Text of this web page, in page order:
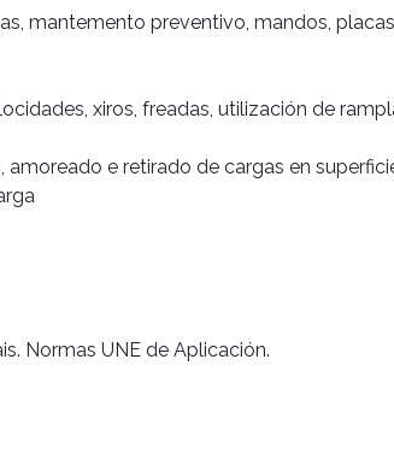
mantemento preventivo, mandos,
xiros, freadas, utilización de
e retirado de cargas en
Normas UNE de Aplicación.